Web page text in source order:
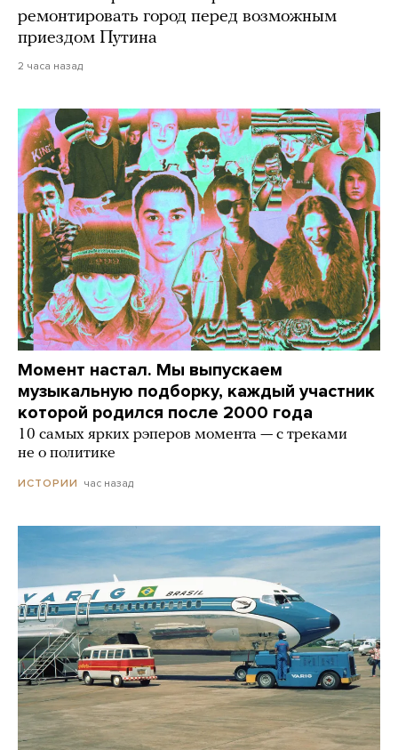
ремонтировать город перед возможным
приездом Путина
2 часа назад
Момент настал. Мы выпускаем
музыкальную подборку, каждый участник
которой родился после 2000 года
10 самых ярких рэперов момента — с треками
не о политике
ИСТОРИИ час назад